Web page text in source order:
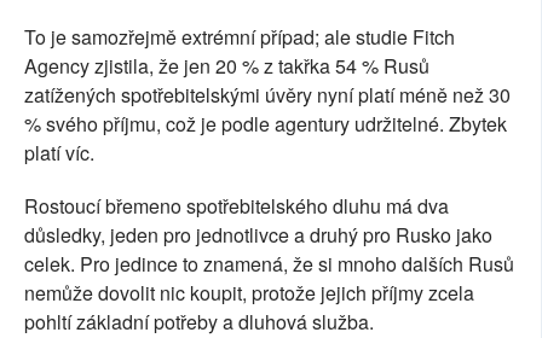
To je samozřejmě extrémní případ; ale studie Fitch
Agency zjistila, že jen 20 % z takřka 54 % Rusů
zatížených spotřebitelskými úvěry nyní platí méně než 30
% svého příjmu, což je podle agentury udržitelné. Zbytek
platí víc.
Rostoucí břemeno spotřebitelského dluhu má dva
důsledky, jeden pro jednotlivce a druhý pro Rusko jako
celek. Pro jedince to znamená, že si mnoho dalších Rusů
nemůže dovolit nic koupit, protože jejich příjmy zcela
pohltí základní potřeby a dluhová služba.